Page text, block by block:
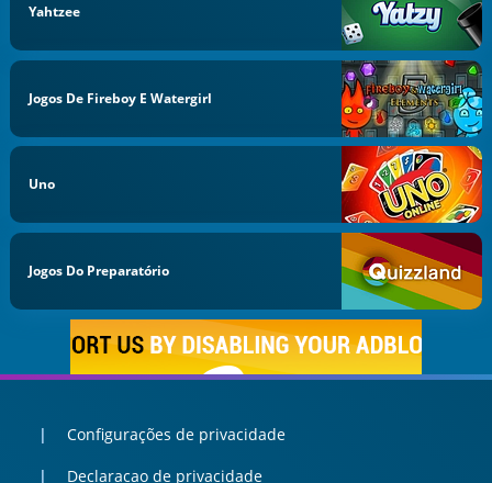
Yahtzee
Jogos De Fireboy E Watergirl
Uno
Jogos Do Preparatório
Configurações de privacidade
Declaracao de privacidade